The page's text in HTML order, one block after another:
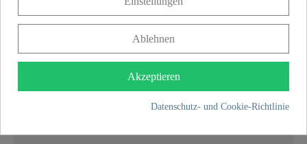
Franz Joseph Schütte GmbH
49134 Wallenhorst
Ablehnen
Akzeptieren
Datenschutz- und Cookie-Richtlinie